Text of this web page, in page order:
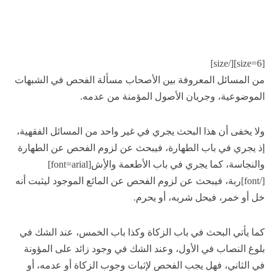
[size=6][/size]
من المسائل المعروفة بين الأصحاب مسألة الفحص في الشبهات
الموضوعية، وجريان الأصول المؤمنة من عدمه.
ولا يخفى أن هذا البحث يجري في غير واحد من المسائل الفقهية،
إذ يجري في باب الطهارة، فيبحث عن لزوم الفحص عن الطهارة
والنجاسة، كما يجري في باب الأطعمة والأِش[font=arial]
[/font]ربة، فيبحث عن لزوم الفحص عن المائع الموجود ليثبت أنه
خل أو خمر، فيحل شربه، أو يحرم.
كما يأتي البحث في باب الزكاة وكذا باب الخمس، عند الشك في
بلوغ النصاب في الأول، وعند الشك في وجود زائد على المؤونة
في الثاني، فهل يجب الفحص لإثبات وجوب الزكاة أو عدمه، أو